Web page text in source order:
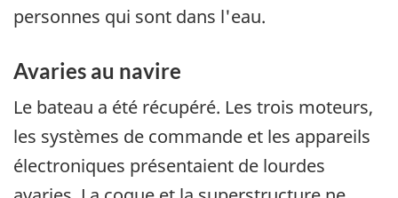
personnes qui sont dans l'eau.
Avaries au navire
Le bateau a été récupéré. Les trois moteurs,
les systèmes de commande et les appareils
électroniques présentaient de lourdes